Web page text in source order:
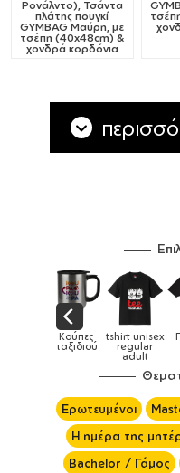
Ρονάλντο), Τσάντα
πλάτης πουγκί
GYMBAG Μαύρη, με
τσέπη (40x48cm) &
χονδρά κορδόνια
tshirt unisex
regular
Παιδικό
tshirt
Ερωτευμένοι
Η ημέρα της
Bachelor / Γάμος